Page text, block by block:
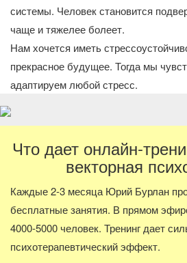
системы. Человек становится
чаще и тяжелее болеет.
Нам хочется иметь
прекрасное будущее. Тогда мы
адаптируем любой стресс.
Что дает онлайн-
векторная
Каждые 2-3 месяца Юрий Бурлан
бесплатные занятия. В прямом
4000-5000 человек. Тренинг дает
психотерапевтический эффект.